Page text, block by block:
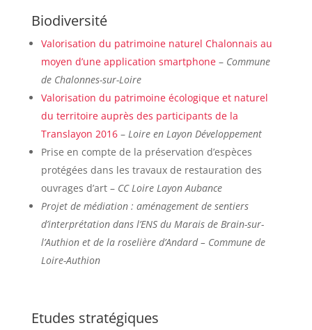
Biodiversité
Valorisation du patrimoine naturel Chalonnais au
moyen d’une application smartphone –Commune
de Chalonnes-sur-Loire
Valorisation du patrimoine écologique et naturel
du territoire auprès des participants de la
Translayon 2016–Loire en Layon Développement
Prise en compte de la préservation d’espèces
protégées dans les travaux de restauration des
ouvrages d’art – CC Loire Layon Aubance
Projet de médiation : aménagement de sentiers
d’interprétation dans l’ENS du Marais de Brain-sur-
l’Authion et de la roselière d’Andard – Commune de
Loire-Authion
Etudes stratégiques